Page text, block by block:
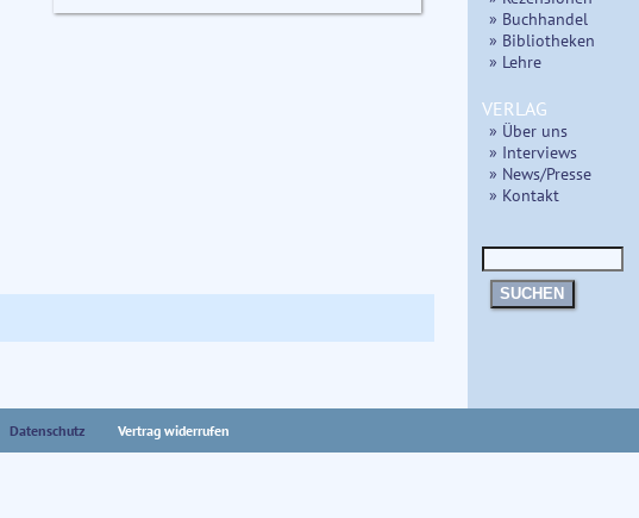
» Buchhandel
» Bibliotheken
» Lehre
VERLAG
» Über uns
» Interviews
» News/Presse
» Kontakt
SUCHEN
Datenschutz Vertrag widerrufen